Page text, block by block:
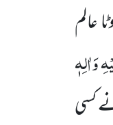
عالم
وَاٰلِہٖ
کسی